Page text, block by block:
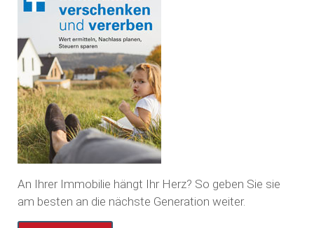
An Ihrer Immobilie hängt Ihr Herz? So geben Sie sie
am besten an die nächste Generation weiter.